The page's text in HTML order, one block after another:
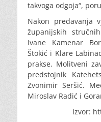
takvoga odgoja“,
Nakon predavanja
županijskih
Ivane Kamenar
Štokić i Klare
prakse. Molitveni
predstojnik
Zvonimir Seršić.
Miroslav Radić i
Izvor: